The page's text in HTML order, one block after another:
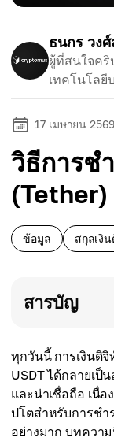
ธนกร วง
ผู้ที่สนใจคริ
เทคโนโลยี
17 เมษายน 2569
วิธีการช
(Tether)
ข้อมูล สกุลเงิ
สารบัญ
ทุกวันนี้ การเงินดิจิ
USDT ได้กลายเป็
และน่าเชื่อถือ เนื่
ปโตสำหรับการชำ
อย่างมาก บทควา